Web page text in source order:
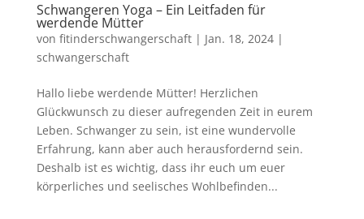
Schwangeren Yoga – Ein Leitfaden für
werdende Mütter
von fitinderschwangerschaft| Jan. 18, 2024|
schwangerschaft
Hallo liebe werdende Mütter! Herzlichen
Glückwunsch zu dieser aufregenden Zeit in eurem
Leben. Schwanger zu sein, ist eine wundervolle
Erfahrung, kann aber auch herausfordernd sein.
Deshalb ist es wichtig, dass ihr euch um euer
körperliches und seelisches Wohlbefinden...